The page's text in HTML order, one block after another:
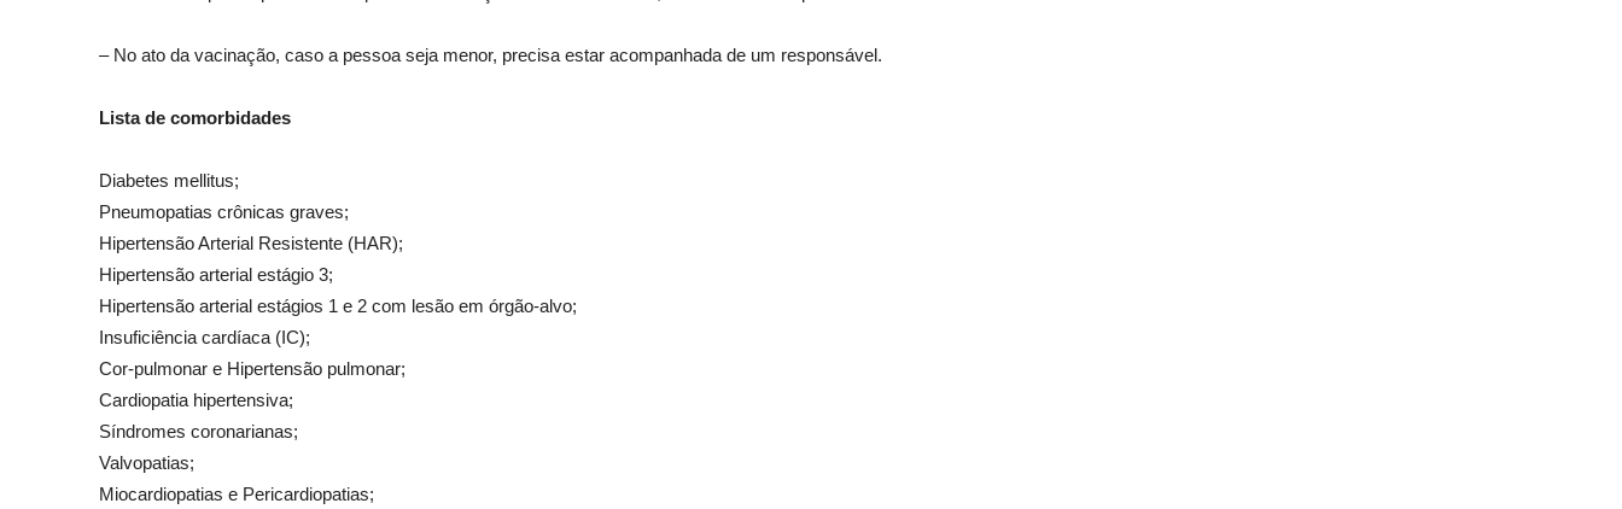
– No ato da vacinação, caso a pessoa seja menor, precisa estar acompanhada de um responsável.
Lista de comorbidades
Diabetes mellitus;
Pneumopatias crônicas graves;
Hipertensão Arterial Resistente (HAR);
Hipertensão arterial estágio 3;
Hipertensão arterial estágios 1 e 2 com lesão em órgão-alvo;
Insuficiência cardíaca (IC);
Cor-pulmonar e Hipertensão pulmonar;
Cardiopatia hipertensiva;
Síndromes coronarianas;
Valvopatias;
Miocardiopatias e Pericardiopatias;